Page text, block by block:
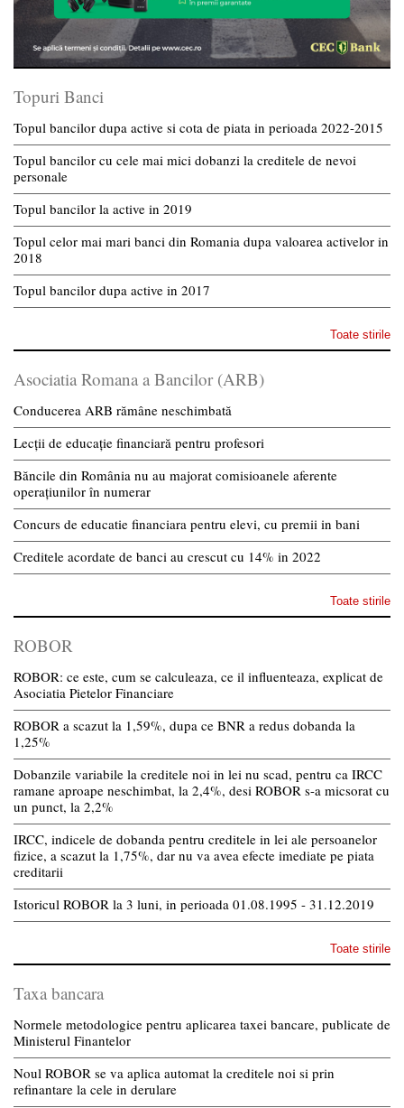
Topuri Banci
Topul bancilor dupa active si cota de piata in perioada 2022-2015
Topul bancilor cu cele mai mici dobanzi la creditele de nevoi
personale
Topul bancilor la active in 2019
Topul celor mai mari banci din Romania dupa valoarea activelor in
2018
Topul bancilor dupa active in 2017
Toate stirile
Asociatia Romana a Bancilor (ARB)
Conducerea ARB rămâne neschimbată
Lecții de educație financiară pentru profesori
Băncile din România nu au majorat comisioanele aferente
operațiunilor în numerar
Concurs de educatie financiara pentru elevi, cu premii in bani
Creditele acordate de banci au crescut cu 14% in 2022
Toate stirile
ROBOR
ROBOR: ce este, cum se calculeaza, ce il influenteaza, explicat de
Asociatia Pietelor Financiare
ROBOR a scazut la 1,59%, dupa ce BNR a redus dobanda la
1,25%
Dobanzile variabile la creditele noi in lei nu scad, pentru ca IRCC
ramane aproape neschimbat, la 2,4%, desi ROBOR s-a micsorat cu
un punct, la 2,2%
IRCC, indicele de dobanda pentru creditele in lei ale persoanelor
fizice, a scazut la 1,75%, dar nu va avea efecte imediate pe piata
creditarii
Istoricul ROBOR la 3 luni, in perioada 01.08.1995 - 31.12.2019
Toate stirile
Taxa bancara
Normele metodologice pentru aplicarea taxei bancare, publicate de
Ministerul Finantelor
Noul ROBOR se va aplica automat la creditele noi si prin
refinantare la cele in derulare